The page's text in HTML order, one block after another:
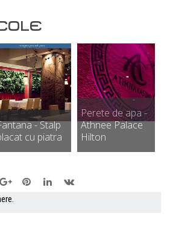
- Stalp
cu piatra
Perete de apa -
Athnee Palace
Hilton